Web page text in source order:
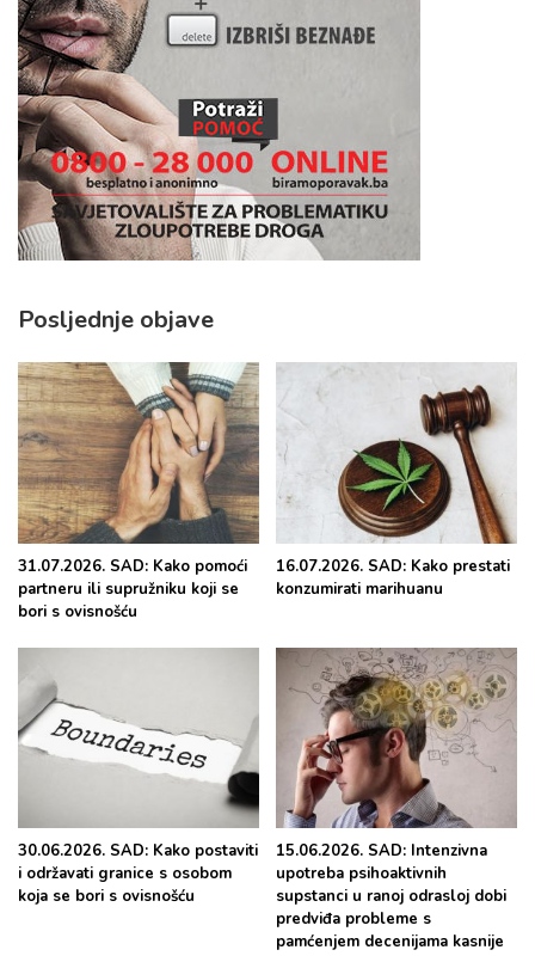
Posljednje objave
31.07.2026. SAD: Kako pomoći
partneru ili supružniku koji se
bori s ovisnošću
16.07.2026. SAD: Kako prestati
konzumirati marihuanu
30.06.2026. SAD: Kako postaviti
i održavati granice s osobom
koja se bori s ovisnošću
15.06.2026. SAD: Intenzivna
upotreba psihoaktivnih
supstanci u ranoj odrasloj dobi
predviđa probleme s
pamćenjem decenijama kasnije